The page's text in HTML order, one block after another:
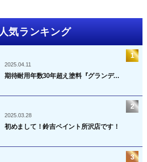
人気ランキング
2025.04.11
期待耐用年数30年超え塗料『グランデ...
2025.03.28
初めまして！鈴吉ペイント所沢店です！